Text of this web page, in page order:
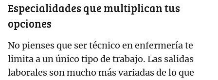
​Especialidades que multiplican tus
opciones
​No pienses que ser técnico en enfermería te
limita a un único tipo de trabajo. Las salidas
laborales son mucho más variadas de lo que